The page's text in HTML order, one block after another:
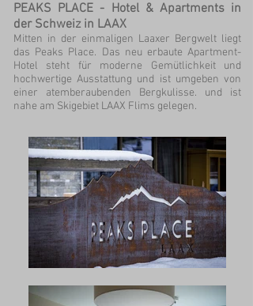
PEAKS PLACE - Hotel & Apartments in
der Schweiz in LAAX
Mitten in der einmaligen Laaxer Bergwelt liegt
das Peaks Place. Das neu erbaute Apartment-
Hotel steht für moderne Gemütlichkeit und
hochwertige Ausstattung und ist umgeben von
einer atemberaubenden Bergkulisse. und ist
nahe am Skigebiet LAAX Flims gelegen.